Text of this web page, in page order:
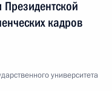
Президентской
кадров
университета